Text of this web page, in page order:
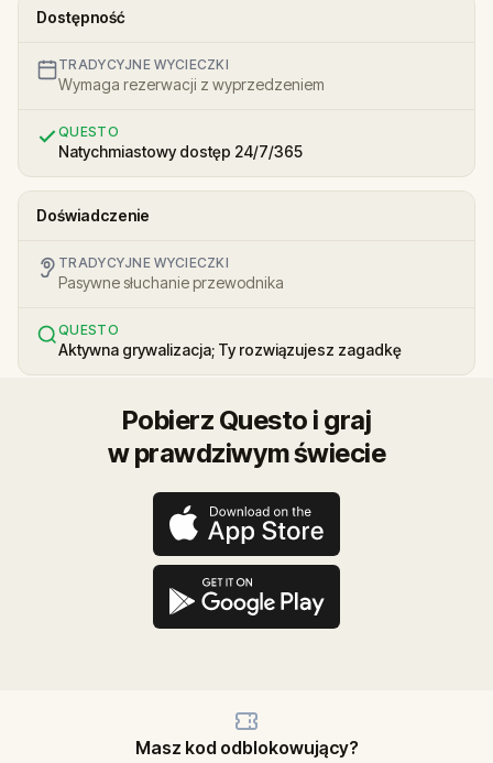
Dostępność
TRADYCYJNE WYCIECZKI
Wymaga rezerwacji z wyprzedzeniem
QUESTO
Natychmiastowy dostęp 24/7/365
Doświadczenie
TRADYCYJNE WYCIECZKI
Pasywne słuchanie przewodnika
QUESTO
Aktywna grywalizacja; Ty rozwiązujesz zagadkę
Pobierz Questo i graj
w prawdziwym świecie
Masz kod odblokowujący?